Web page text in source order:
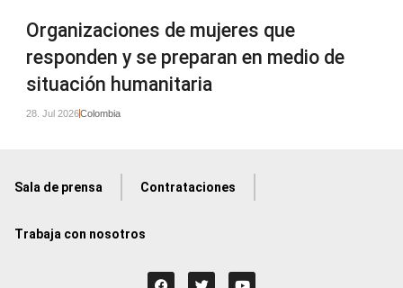
Organizaciones de mujeres que
responden y se preparan en medio de
situación humanitaria
28. Jul 2026Colombia
Sala de prensa Contrataciones
Trabaja con nosotros